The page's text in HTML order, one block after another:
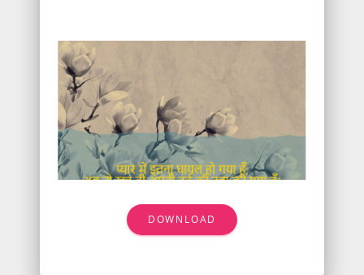
DOWNLOAD